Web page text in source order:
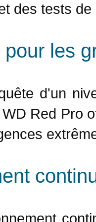
des tests
les
d'un
Red Pro